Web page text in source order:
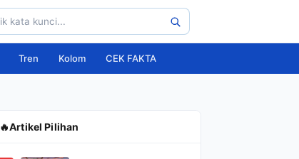
Tren Kolom CEK FAKTA
🔥Artikel Pilihan